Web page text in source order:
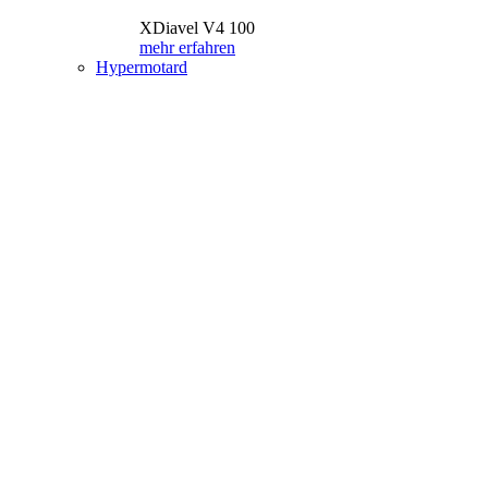
XDiavel V4 100
mehr erfahren
Hypermotard